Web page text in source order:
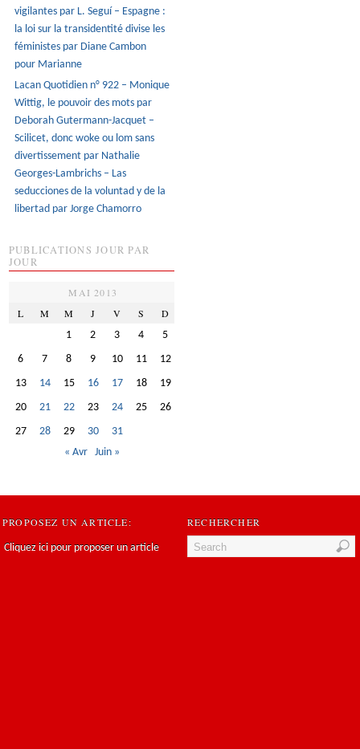
vigilantes par L. Seguí – Espagne :
la loi sur la transidentité divise les
féministes par Diane Cambon
pour Marianne
Lacan Quotidien n° 922 – Monique
Wittig, le pouvoir des mots par
Deborah Gutermann-Jacquet –
Scilicet, donc woke ou lom sans
divertissement par Nathalie
Georges-Lambrichs – Las
seducciones de la voluntad y de la
libertad par Jorge Chamorro
PUBLICATIONS JOUR PAR
JOUR
MAI 2013
L
M M J V S D
1 2 3 4
5
6
7 8 9 10 11
12
13
14 15 16 17 18
19
20
21 22 23 24 25
26
27
28 29 30
31
« Avr
Juin »
PROPOSEZ UN ARTICLE:
Cliquez ici pour proposer un article
RECHERCHER